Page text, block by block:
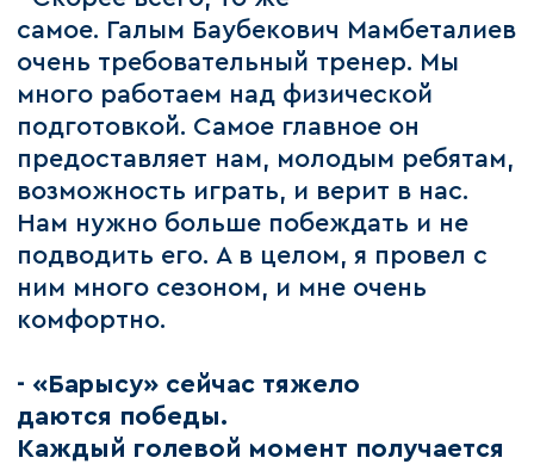
самое. Галым Баубекович Мамбеталиев
очень требовательный тренер. Мы
много работаем над физической
подготовкой. Самое главное он
предоставляет нам, молодым ребятам,
возможность играть, и верит в нас.
Нам нужно больше побеждать и не
подводить его. А в целом, я провел с
ним много сезоном, и мне очень
комфортно.
- «Барысу» сейчас тяжело
даются победы.
Каждый голевой момент получается